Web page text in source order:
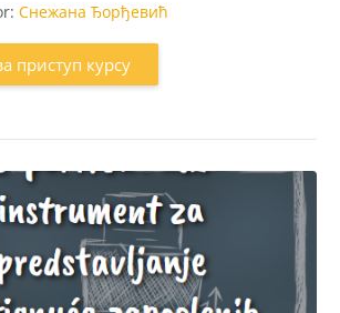
Снежана Ђорђевић
приступ курсу